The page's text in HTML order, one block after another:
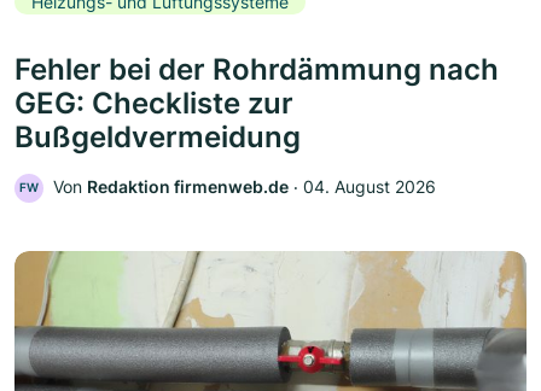
Fehler bei der Rohrdämmung nach
GEG: Checkliste zur
Bußgeldvermeidung
FW Von Redaktion firmenweb.de ‧ 04. August 2026